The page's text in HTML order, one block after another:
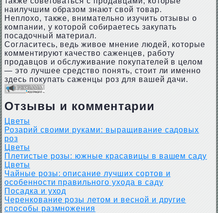
наилучшим образом знают свой товар.
Неплохо, также, внимательно изучить отзывы о
компании, у которой собираетесь закупать
посадочный материал.
Согласитесь, ведь живое мнение людей, которые
комментируют качество саженцев, работу
продавцов и обслуживание покупателей в целом
— это лучшее средство понять, стоит ли именно
здесь покупать саженцы роз для вашей дачи.
Отзывы и комментарии
Цветы
Розарий своими руками: выращивание садовых
роз
Цветы
Плетистые розы: южные красавицы в вашем саду
Цветы
Чайные розы: описание лучших сортов и
особенности правильного ухода в саду
Посадка и уход
Черенкование розы летом и весной и другие
способы размножения